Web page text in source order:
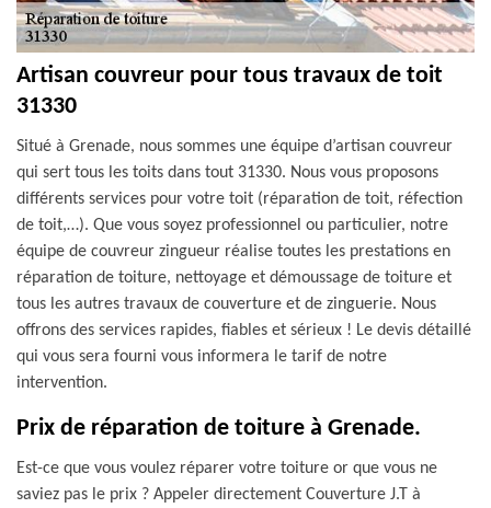
Artisan couvreur pour tous travaux de toit
31330
Situé à Grenade, nous sommes une équipe d’artisan couvreur
qui sert tous les toits dans tout 31330. Nous vous proposons
différents services pour votre toit (réparation de toit, réfection
de toit,…). Que vous soyez professionnel ou particulier, notre
équipe de couvreur zingueur réalise toutes les prestations en
réparation de toiture, nettoyage et démoussage de toiture et
tous les autres travaux de couverture et de zinguerie. Nous
offrons des services rapides, fiables et sérieux ! Le devis détaillé
qui vous sera fourni vous informera le tarif de notre
intervention.
Prix de réparation de toiture à Grenade.
Est-ce que vous voulez réparer votre toiture or que vous ne
saviez pas le prix ? Appeler directement Couverture J.T à